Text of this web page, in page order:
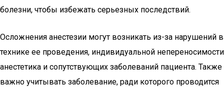
болезни, чтобы избежать серьезных последствий.
Осложнения анестезии могут возникать из-за нарушений в
технике ее проведения, индивидуальной непереносимости
анестетика и сопутствующих заболеваний пациента. Также
важно учитывать заболевание, ради которого проводится